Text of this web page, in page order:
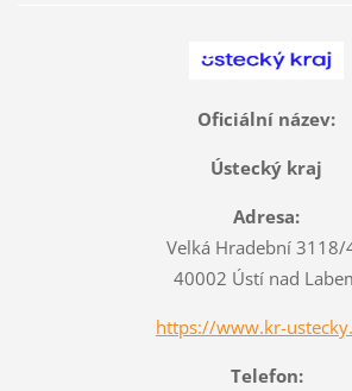
Oficiální název:
Ústecký kraj
Adresa:
Velká Hradební 3118/
40002 Ústí nad
https://www.kr-
Telefon: